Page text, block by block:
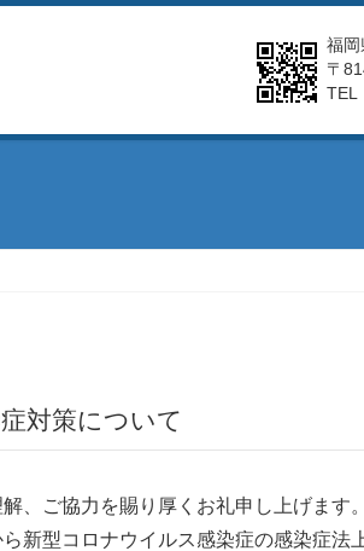
福岡
〒
TEL
対策について
、ご協力を賜り厚くお礼申し上げます。
新型コロナウイルス感染症の感染症法